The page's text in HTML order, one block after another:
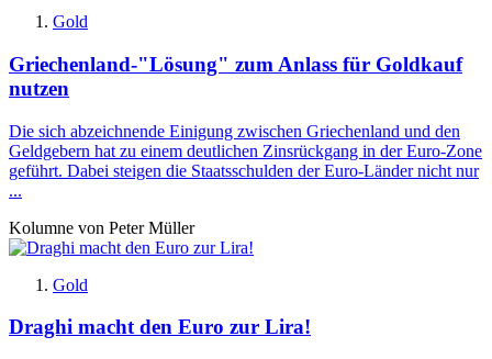
Gold
Griechenland-"Lösung" zum Anlass für Goldkauf
nutzen
Die sich abzeichnende Einigung zwischen Griechenland und den
Geldgebern hat zu einem deutlichen Zinsrückgang in der Euro-Zone
geführt. Dabei steigen die Staatsschulden der Euro-Länder nicht nur
...
Kolumne von Peter Müller
Gold
Draghi macht den Euro zur Lira!